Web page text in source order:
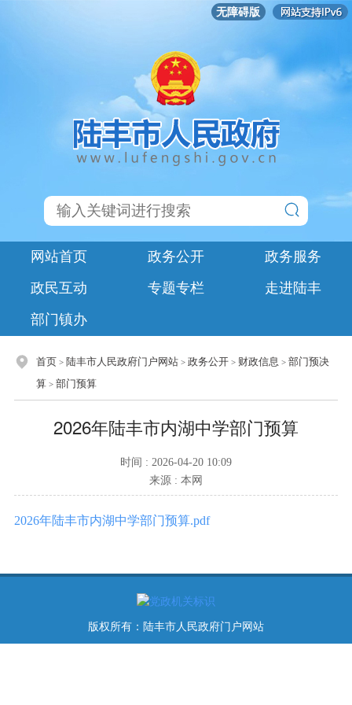
无障碍版
网站首页 政务公开
政务服务
政民互动
专题专栏
走进陆丰
部门镇办
首页 > 陆丰市人民政府门户网站 >政务公开 > 财政信息 >部门预决
算 >部门预算
2026年陆丰市内湖中学部门预算
时间 : 2026-04-20 10:09
来源 : 本网
2026年陆丰市内湖中学部门预算.pdf
版权所有：陆丰市人民政府门户网站